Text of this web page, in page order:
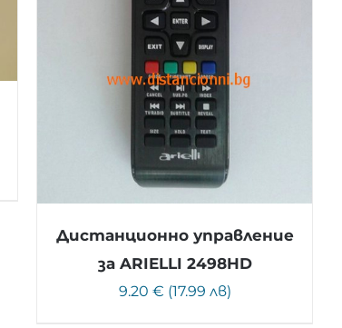
Дистанционно управление
за ARIELLI 2498HD
9.20 € (17.99 лв)